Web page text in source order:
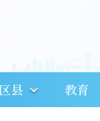
区县 教育